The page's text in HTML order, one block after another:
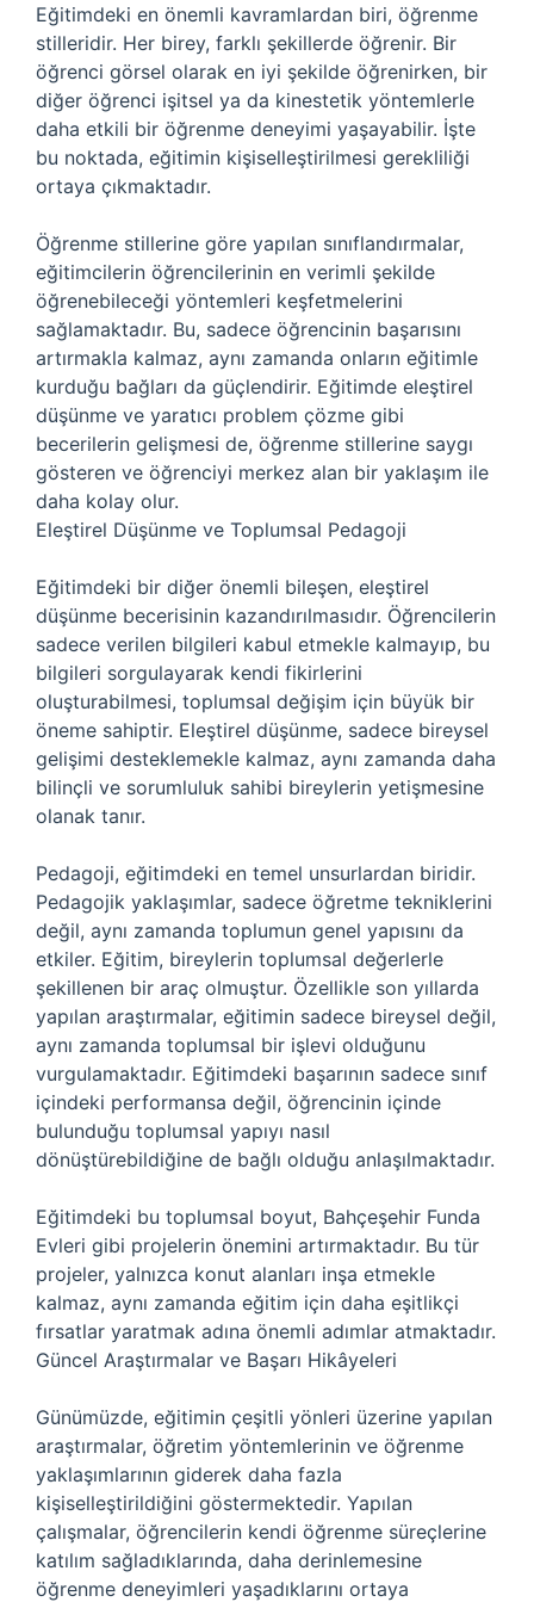
Eğitimdeki en önemli kavramlardan biri, öğrenme
stilleridir. Her birey, farklı şekillerde öğrenir. Bir
öğrenci görsel olarak en iyi şekilde öğrenirken, bir
diğer öğrenci işitsel ya da kinestetik yöntemlerle
daha etkili bir öğrenme deneyimi yaşayabilir. İşte
bu noktada, eğitimin kişiselleştirilmesi gerekliliği
ortaya çıkmaktadır.
Öğrenme stillerine göre yapılan sınıflandırmalar,
eğitimcilerin öğrencilerinin en verimli şekilde
öğrenebileceği yöntemleri keşfetmelerini
sağlamaktadır. Bu, sadece öğrencinin başarısını
artırmakla kalmaz, aynı zamanda onların eğitimle
kurduğu bağları da güçlendirir. Eğitimde eleştirel
düşünme ve yaratıcı problem çözme gibi
becerilerin gelişmesi de, öğrenme stillerine saygı
gösteren ve öğrenciyi merkez alan bir yaklaşım ile
daha kolay olur.
Eleştirel Düşünme ve Toplumsal Pedagoji
Eğitimdeki bir diğer önemli bileşen, eleştirel
düşünme becerisinin kazandırılmasıdır. Öğrencilerin
sadece verilen bilgileri kabul etmekle kalmayıp, bu
bilgileri sorgulayarak kendi fikirlerini
oluşturabilmesi, toplumsal değişim için büyük bir
öneme sahiptir. Eleştirel düşünme, sadece bireysel
gelişimi desteklemekle kalmaz, aynı zamanda daha
bilinçli ve sorumluluk sahibi bireylerin yetişmesine
olanak tanır.
Pedagoji, eğitimdeki en temel unsurlardan biridir.
Pedagojik yaklaşımlar, sadece öğretme tekniklerini
değil, aynı zamanda toplumun genel yapısını da
etkiler. Eğitim, bireylerin toplumsal değerlerle
şekillenen bir araç olmuştur. Özellikle son yıllarda
yapılan araştırmalar, eğitimin sadece bireysel değil,
aynı zamanda toplumsal bir işlevi olduğunu
vurgulamaktadır. Eğitimdeki başarının sadece sınıf
içindeki performansa değil, öğrencinin içinde
bulunduğu toplumsal yapıyı nasıl
dönüştürebildiğine de bağlı olduğu anlaşılmaktadır.
Eğitimdeki bu toplumsal boyut, Bahçeşehir Funda
Evleri gibi projelerin önemini artırmaktadır. Bu tür
projeler, yalnızca konut alanları inşa etmekle
kalmaz, aynı zamanda eğitim için daha eşitlikçi
fırsatlar yaratmak adına önemli adımlar atmaktadır.
Güncel Araştırmalar ve Başarı Hikâyeleri
Günümüzde, eğitimin çeşitli yönleri üzerine yapılan
araştırmalar, öğretim yöntemlerinin ve öğrenme
yaklaşımlarının giderek daha fazla
kişiselleştirildiğini göstermektedir. Yapılan
çalışmalar, öğrencilerin kendi öğrenme süreçlerine
katılım sağladıklarında, daha derinlemesine
öğrenme deneyimleri yaşadıklarını ortaya